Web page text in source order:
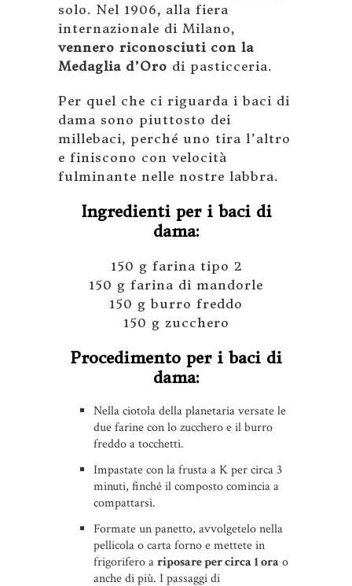
solo. Nel 1906, alla fiera
internazionale di Milano,
vennero riconosciuti con la
Medaglia d’Oro di pasticceria.
Per quel che ci riguarda i baci di
dama sono piuttosto dei
millebaci, perché uno tira l’altro
e finiscono con velocità
fulminante nelle nostre labbra.
Ingredienti per i baci di
dama:
150 g farina tipo 2
150 g farina di mandorle
150 g burro freddo
150 g zucchero
Procedimento per i baci di
dama:
Nella ciotola della planetaria versate le
due farine con lo zucchero e il burro
freddo a tocchetti.
Impastate con la frusta a K per circa 3
minuti, finché il composto comincia a
compattarsi.
Formate un panetto, avvolgetelo nella
pellicola o carta forno e mettete in
frigorifero ariposare per circa 1 ora o
anche di più. I passaggi di